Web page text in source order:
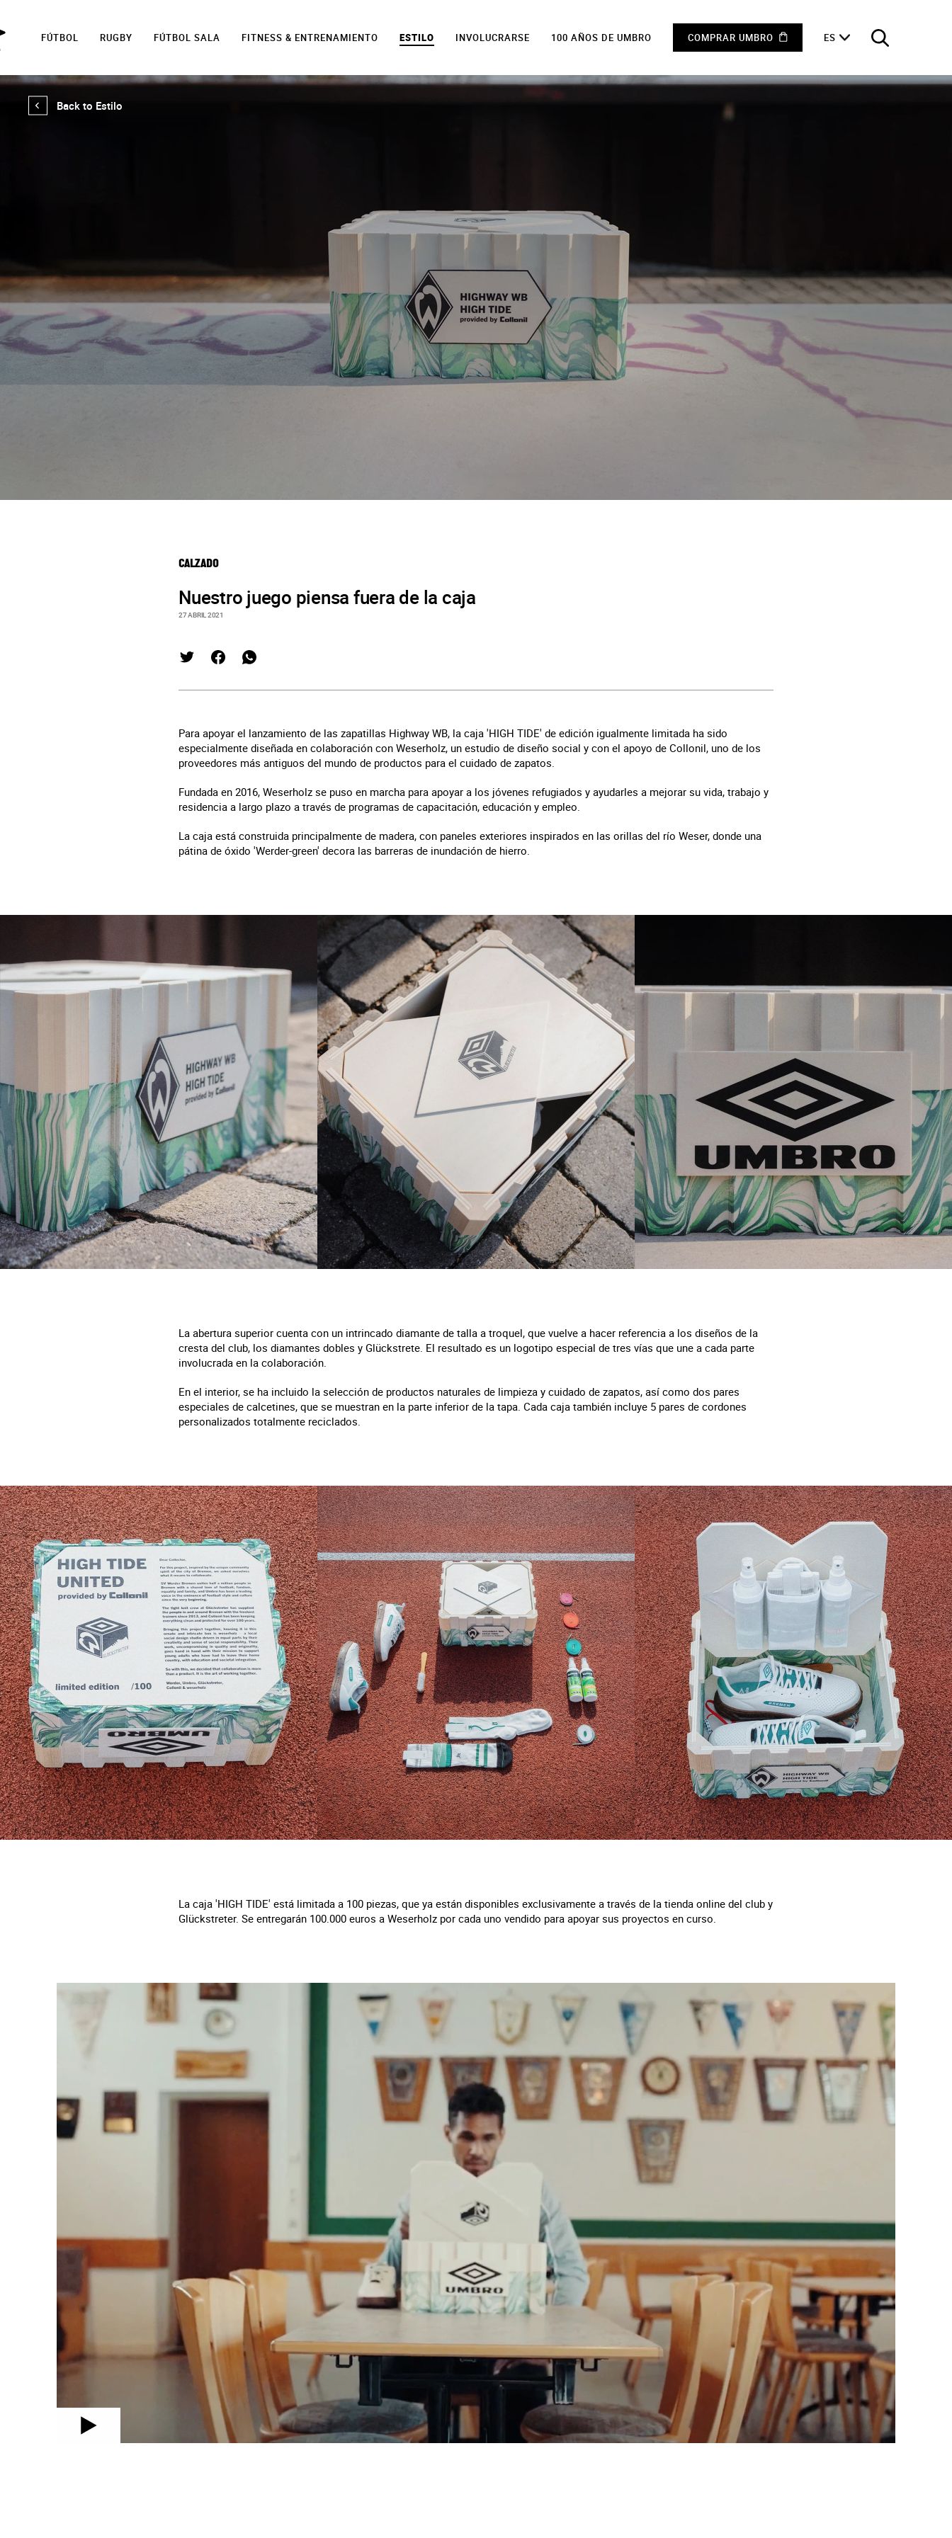
FÚTBOL RUGBY FÚTBOL SALA FITNESS & ENTRENAMIENTO ESTILO INVOLUCRARSE 100 AÑOS DE UMBRO COMPRAR UMBRO ES
Back to Estilo
CALZADO
Nuestro juego piensa fuera de la caja
27 ABRIL 2021
Para apoyar el lanzamiento de las zapatillas Highway WB, la caja 'HIGH TIDE' de edición igualmente limitada ha sido
especialmente diseñada en colaboración con Weserholz, un estudio de diseño social y con el apoyo de Collonil, uno de los
proveedores más antiguos del mundo de productos para el cuidado de zapatos.
Fundada en 2016, Weserholz se puso en marcha para apoyar a los jóvenes refugiados y ayudarles a mejorar su vida, trabajo y
residencia a largo plazo a través de programas de capacitación, educación y empleo.
La caja está construida principalmente de madera, con paneles exteriores inspirados en las orillas del río Weser, donde una
pátina de óxido 'Werder-green' decora las barreras de inundación de hierro.
La abertura superior cuenta con un intrincado diamante de talla a troquel, que vuelve a hacer referencia a los diseños de la
cresta del club, los diamantes dobles y Glückstrete. El resultado es un logotipo especial de tres vías que une a cada parte
involucrada en la colaboración.
En el interior, se ha incluido la selección de productos naturales de limpieza y cuidado de zapatos, así como dos pares
especiales de calcetines, que se muestran en la parte inferior de la tapa. Cada caja también incluye 5 pares de cordones
personalizados totalmente reciclados.
La caja 'HIGH TIDE' está limitada a 100 piezas, que ya están disponibles exclusivamente a través de la tienda online del club y
Glückstreter. Se entregarán 100.000 euros a Weserholz por cada uno vendido para apoyar sus proyectos en curso.